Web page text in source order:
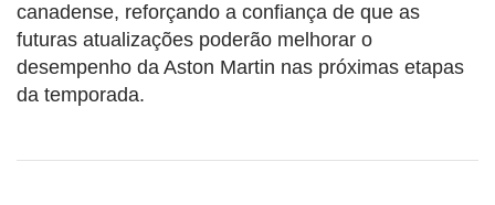
canadense, reforçando a confiança de que as
futuras atualizações poderão melhorar o
desempenho da Aston Martin nas próximas etapas
da temporada.